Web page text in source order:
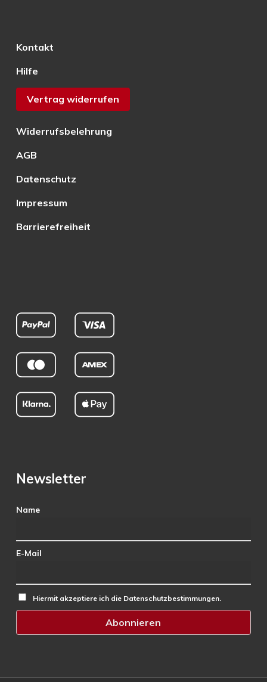
Kontakt
Hilfe
Vertrag widerrufen
Widerrufsbelehrung
AGB
Datenschutz
Impressum
Barrierefreiheit
Newsletter
Name
E-Mail
Hiermit akzeptiere ich die Datenschutzbestimmungen.